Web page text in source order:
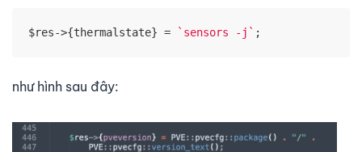
$res->{thermalstate} = `sensors -j` ;
như hình sau đây: